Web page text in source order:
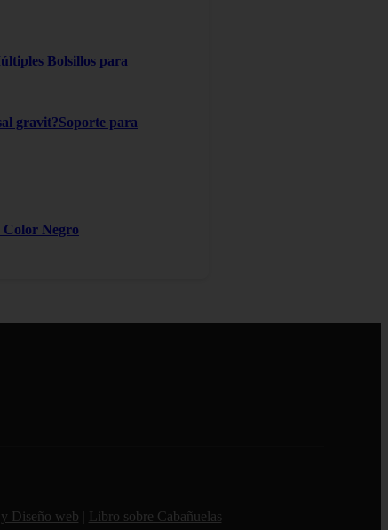
Bolsillos para
gravit?Soporte para
Color Negro
Diseño web Libro sobre Cabañuelas